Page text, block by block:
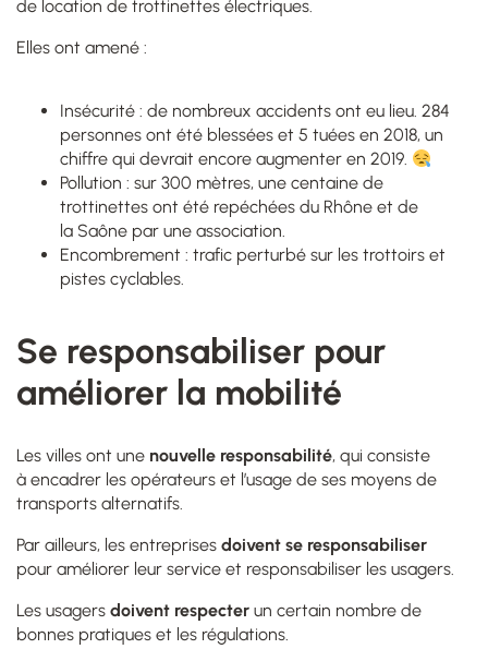
de location de trottinettes électriques.
Elles ont amené :
Insécurité : de nombreux accidents ont eu lieu. 284
personnes ont été blessées et 5 tuées en 2018, un
chiffre qui devrait encore augmenter en 2019.
Pollution : sur 300 mètres, une centaine de
trottinettes ont été repéchées du Rhône et de
la Saône par une association.
Encombrement : trafic perturbé sur les trottoirs et
pistes cyclables.
Se responsabiliser pour
améliorer la mobilité
Les villes ont une nouvelle responsabilité, qui consiste
à encadrer les opérateurs et l’usage de ses moyens de
transports alternatifs.
Par ailleurs, les entreprises doivent se responsabiliser
pour améliorer leur service et responsabiliser les usagers.
Les usagers doivent respecter un certain nombre de
bonnes pratiques et les régulations.